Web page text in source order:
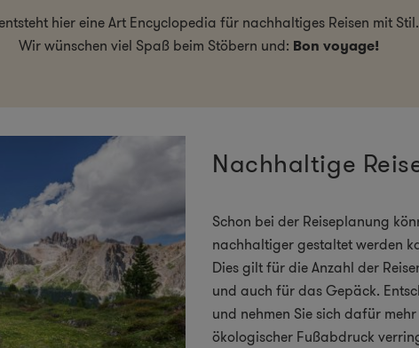
hier eine Art Encyclopedia für nachhaltiges Reisen mit Stil.
Wir wünschen viel Spaß beim Stöbern und: Bon voyage!
Nachhaltige
Schon bei der Reiseplanung
nachhaltiger gestaltet werden
Dies gilt für die Anzahl der
und auch für das Gepäck.
und nehmen Sie sich dafür
ökologischer Fußabdruck